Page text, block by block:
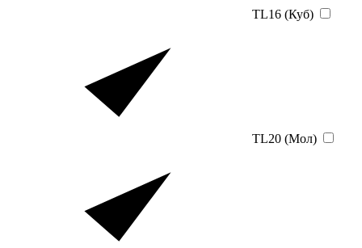
TL16 (Куб)
TL20 (Мол)